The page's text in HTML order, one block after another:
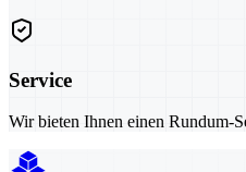
Service
Wir bieten Ihnen einen Rundum-